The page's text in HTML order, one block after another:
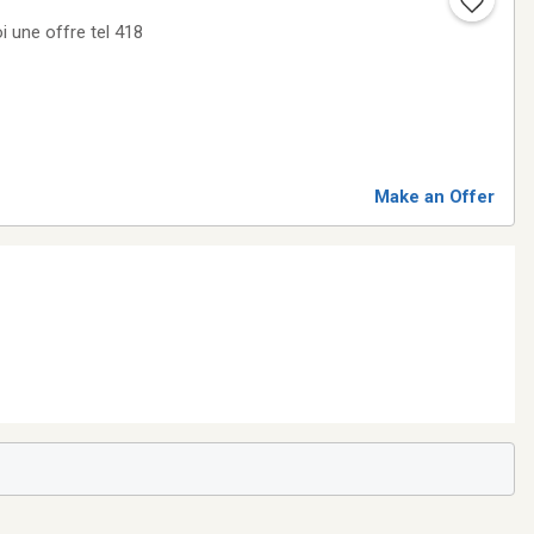
Make an Offer